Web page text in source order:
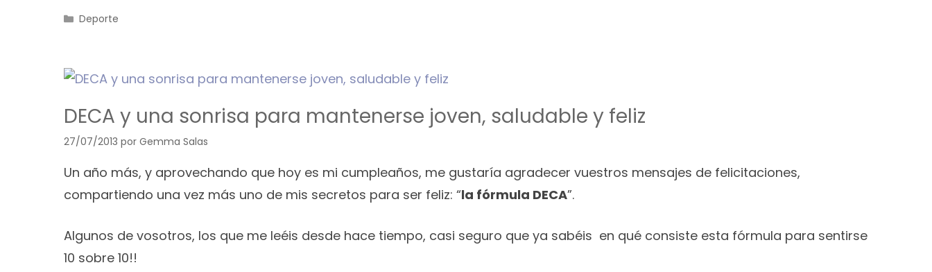
Categorías
Deporte
DECA y una sonrisa para mantenerse joven, saludable y feliz
27/07/2013 por Gemma Salas
Un año más, y aprovechando que hoy es mi cumpleaños, me gustaría agradecer vuestros mensajes de felicitaciones,
compartiendo una vez más uno de mis secretos para ser feliz: “la fórmula DECA”.
Algunos de vosotros, los que me leéis desde hace tiempo, casi seguro que ya sabéis en qué consiste esta fórmula para sentirse
10 sobre 10!!